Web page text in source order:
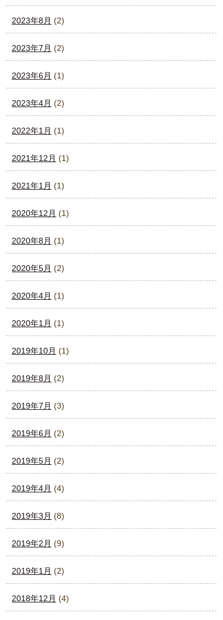
2023年8月 (2)
2023年7月 (2)
2023年6月 (1)
2023年4月 (2)
2022年1月 (1)
2021年12月 (1)
2021年1月 (1)
2020年12月 (1)
2020年8月 (1)
2020年5月 (2)
2020年4月 (1)
2020年1月 (1)
2019年10月 (1)
2019年8月 (2)
2019年7月 (3)
2019年6月 (2)
2019年5月 (2)
2019年4月 (4)
2019年3月 (8)
2019年2月 (9)
2019年1月 (2)
2018年12月 (4)